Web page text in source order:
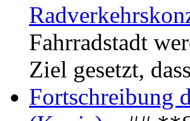
Fahrradstadt
Ziel gesetzt,
Fortschreibung